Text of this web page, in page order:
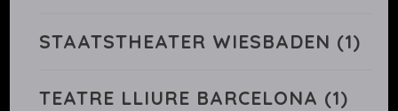
STAATSTHEATER WIESBADEN (1)
TEATRE LLIURE BARCELONA (1)